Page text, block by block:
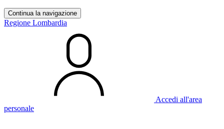
Continua la navigazione
Regione Lombardia
Accedi all'area
personale